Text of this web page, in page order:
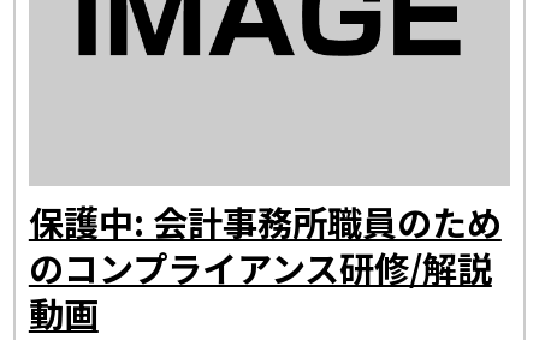
保護中: 会計事務所職員のため
のコンプライアンス研修/解説
動画